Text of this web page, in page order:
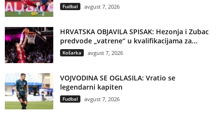
Fudbal avgust 7, 2026
HRVATSKA OBJAVILA SPISAK: Hezonja i Zubac
predvode „vatrene“ u kvalifikacijama za...
Košarka avgust 7, 2026
VOJVODINA SE OGLASILA: Vratio se
legendarni kapiten
Fudbal avgust 7, 2026